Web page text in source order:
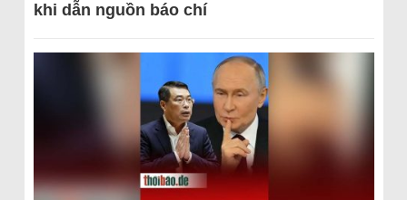
khi dẫn nguồn báo chí